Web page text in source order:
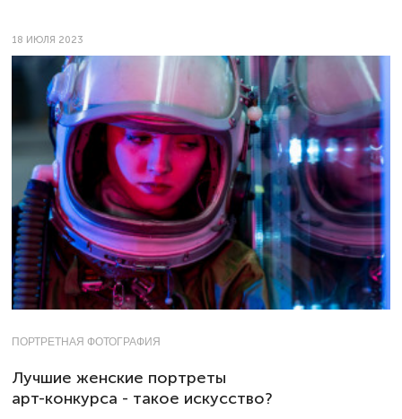
18 ИЮЛЯ 2023
ПОРТРЕТНАЯ ФОТОГРАФИЯ
Лучшие женские портреты
арт-конкурса - такое искусство?